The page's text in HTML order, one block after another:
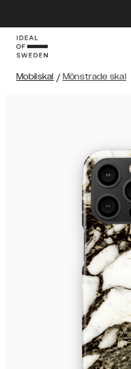
Mobilskal / Mönstrade skal